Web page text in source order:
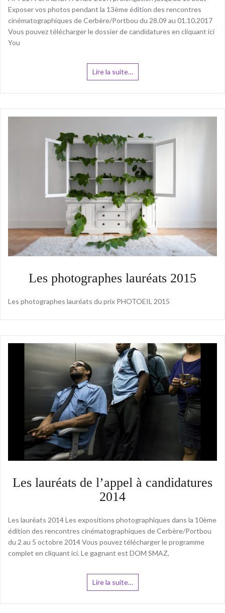
Exposer vos photos pendant la 13ème édition des rencontres
cinématographiques de Cerbère/Portbou du 28.09 au 01.10.2017
Vous pouvez télécharger le dossier de candidatures en cliquant ici
You
Lire la suite…
Les photographes lauréats 2015
Les photographes lauréats du prix PHOTOEIL 2015
Les lauréats de l’appel à candidatures
2014
Les lauréats 2014 Les expositions photographiques dans la 10ème
édition des rencontres cinématographiques de Cerbère/Portbou
du 2 au 5 octobre 2014 Vous pouvez télécharger le programme
complet en cliquant ici. Le gagnant est DOM SMAZ,
Lire la suite…